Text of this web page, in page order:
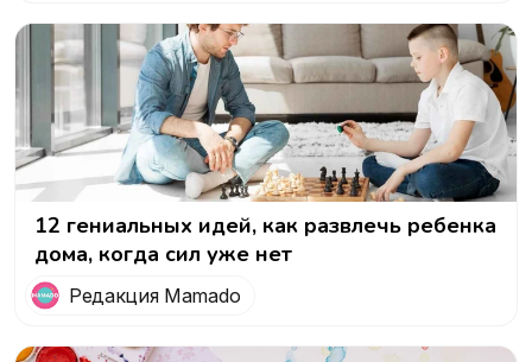
12 гениальных идей, как развлечь ребенка
дома, когда сил уже нет
Редакция Mamado